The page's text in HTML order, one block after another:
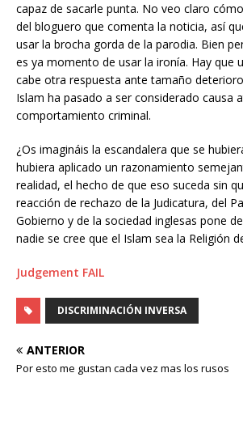
capaz de sacarle punta. No veo claro
del bloguero que comenta la noticia, así
usar la brocha gorda de la parodia. Bien
es ya momento de usar la ironía. Hay que
cabe otra respuesta ante tamaño
Islam ha pasado a ser considerado causa
comportamiento criminal.
¿Os imagináis la escandalera que se
hubiera aplicado un razonamiento
realidad, el hecho de que eso suceda sin
reacción de rechazo de la Judicatura, del
Gobierno y de la sociedad inglesas pone
nadie se cree que el Islam sea la Religión
Judgement FAIL
DISCRIMINACIÓN INVERSA
ANTERIOR
Por esto me gustan cada vez mas los rusos